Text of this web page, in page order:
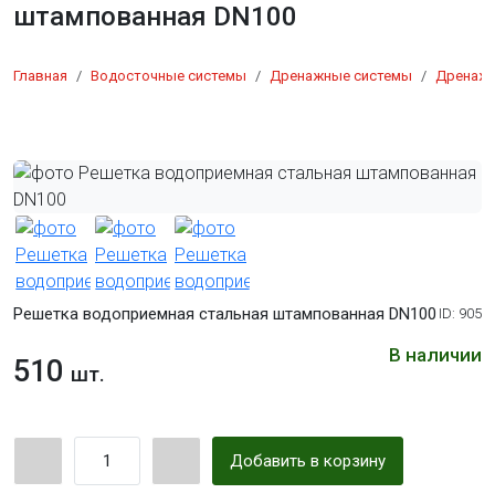
штампованная DN100
Главная Водосточные системы Дренажные системы
Решетка водоприемная стальная штампованная DN100 ID: 905
В наличии
510 шт.
Добавить в корзину